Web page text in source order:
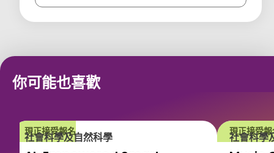
你可能也喜歡
現正接受報名
社會科學及自然科學
現正接受報
社會科學